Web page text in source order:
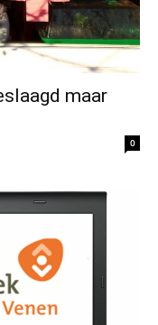
maar
0